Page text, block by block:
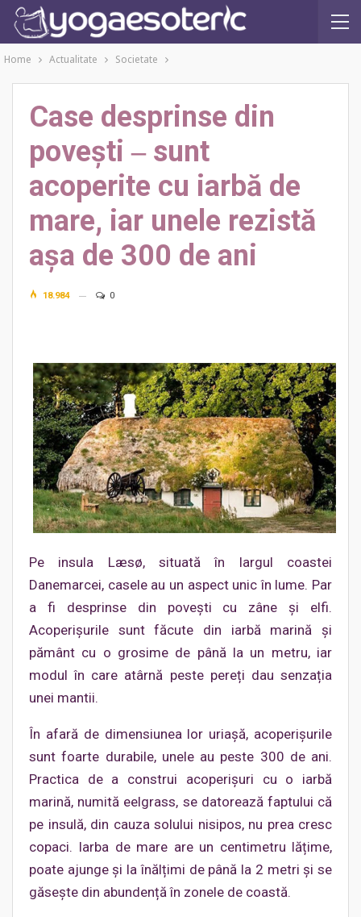
Home Actualitate Societate
Case desprinse din
povești ‒ sunt
acoperite cu iarbă de
mare, iar unele rezistă
așa de 300 de ani
18.984 0
Pe insula Læsø, situată în largul coastei
Danemarcei, casele au un aspect unic în lume. Par
a fi desprinse din povești cu zâne și elfi.
Acoperișurile sunt făcute din iarbă marină și
pământ cu o grosime de până la un metru, iar
modul în care atârnă peste pereți dau senzația
unei mantii.
În afară de dimensiunea lor uriașă, acoperișurile
sunt foarte durabile, unele au peste 300 de ani.
Practica de a construi acoperișuri cu o iarbă
marină, numită eelgrass, se datorează faptului că
pe insulă, din cauza solului nisipos, nu prea cresc
copaci. Iarba de mare are un centimetru lățime,
poate ajunge și la înălțimi de până la 2 metri și se
găsește din abundență în zonele de coastă.